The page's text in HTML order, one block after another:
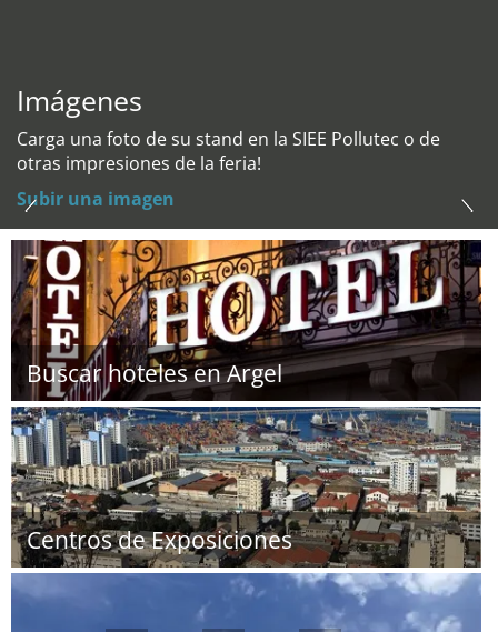
Imágenes
Carga una foto de su stand en la SIEE Pollutec o de
otras impresiones de la feria!
Subir una imagen
Buscar hoteles en Argel
Centros de Exposiciones